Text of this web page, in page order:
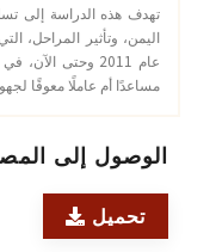
تهدف هذه الدراسة إلى
اليمن، وتأثير المراحل،
عام 2011 وحتى
مساعدًا أم عاملًا معوقًا
الوصول إلى
تحميل